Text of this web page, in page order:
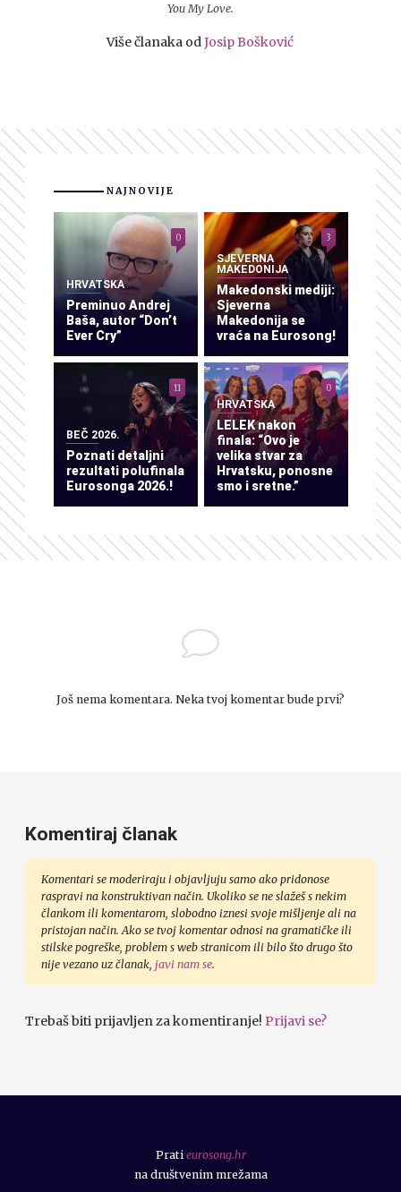
You My Love.
Više članaka odJosip Bošković
NAJNOVIJE
HRVATSKA
Preminuo Andrej
Baša, autor “Don’t
Ever Cry”
0
SJEVERNA
MAKEDONIJA
Makedonski mediji:
Sjeverna
Makedonija se
vraća na Eurosong!
3
BEČ 2026.
Poznati detaljni
rezultati polufinala
Eurosonga 2026.!
11
HRVATSKA
LELEK nakon
finala: “Ovo je
velika stvar za
Hrvatsku, ponosne
smo i sretne.”
0
Još nema komentara. Neka tvoj komentar bude prvi?
Komentiraj članak
Komentari se moderiraju i objavljuju samo ako pridonose
raspravi na konstruktivan način. Ukoliko se ne slažeš s nekim
člankom ili komentarom, slobodno iznesi svoje mišljenje ali na
pristojan način. Ako se tvoj komentar odnosi na gramatičke ili
stilske pogreške, problem s web stranicom ili bilo što drugo što
nije vezano uz članak, javi nam se.
Trebaš biti prijavljen za komentiranje! Prijavi se?
Prati eurosong.hr
na društvenim mrežama